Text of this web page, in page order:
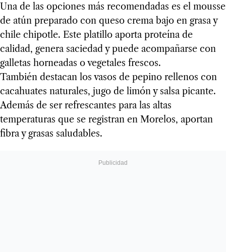
Una de las opciones más recomendadas es el mousse
de atún preparado con queso crema bajo en grasa y
chile chipotle. Este platillo aporta proteína de
calidad, genera saciedad y puede acompañarse con
galletas horneadas o vegetales frescos.
También destacan los vasos de pepino rellenos con
cacahuates naturales, jugo de limón y salsa picante.
Además de ser refrescantes para las altas
temperaturas que se registran en Morelos, aportan
fibra y grasas saludables.